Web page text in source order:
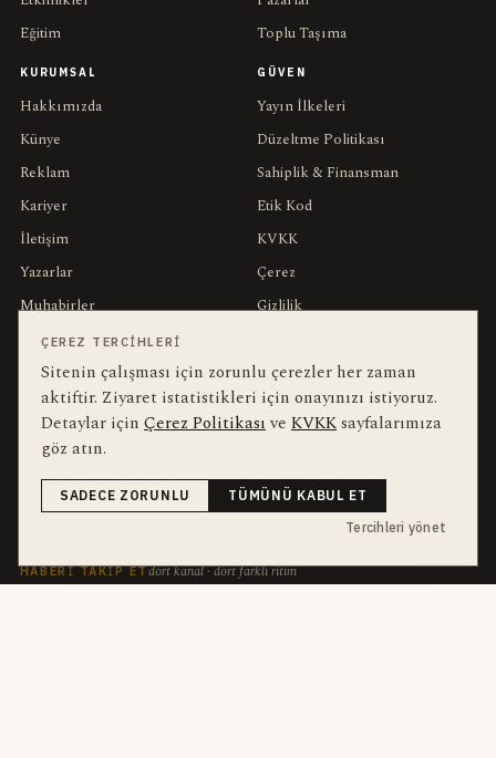
Eğitim
Toplu Taşıma
KURUMSAL
Hakkımızda
Künye
Reklam
Kariyer
İletişim
Yazarlar
Muhabirler
Editörler
GÜVEN
Yayın İlkeleri
Düzeltme Politikası
Sahiplik & Finansman
Etik Kod
KVKK
Çerez
Gizlilik
YEREL ARANANLARbu hafta en çok aranan
İnegöl inegol-belediyesi
futbol
İnegölspor
HABERI TAKIP ETdört kanal · dört farklı ritim
ÇEREZ TERCIHLERI
Sitenin çalışması için zorunlu çerezler her zaman
aktiftir. Ziyaret istatistikleri için onayınızı istiyoruz.
Detaylar için Çerez Politikasıve KVKKsayfalarımıza
göz atın.
SADECE ZORUNLU
TÜMÜNÜ KABUL ET
Tercihleri yönet